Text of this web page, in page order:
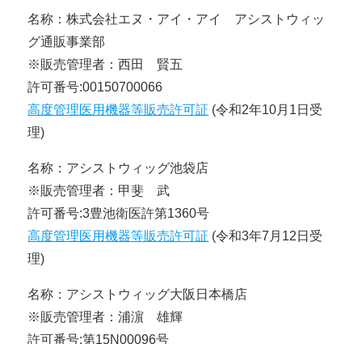
名称：株式会社エヌ・アイ・アイ アシストウィッ
グ通販事業部
※販売管理者：西田 賢五
許可番号:00150700066
高度管理医用機器等販売許可証 (令和2年10月1日受
理)
名称：アシストウィッグ池袋店
※販売管理者：甲斐 武
許可番号:3豊池衛医許第1360号
高度管理医用機器等販売許可証 (令和3年7月12日受
理)
名称：アシストウィッグ大阪日本橋店
※販売管理者：浦濵 雄輝
許可番号:第15N00096号